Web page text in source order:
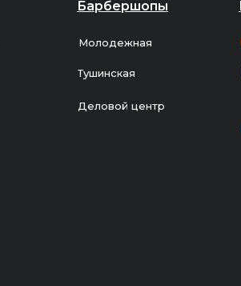
Барбершопы
Молодежная
Тушинская
Деловой центр